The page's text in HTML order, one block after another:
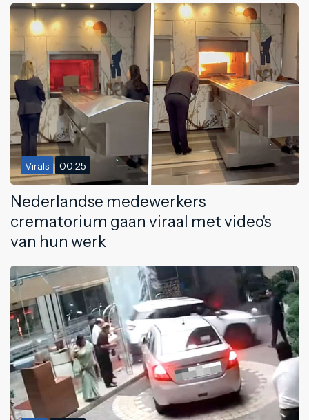
Virals 00:25
Nederlandse medewerkers
crematorium gaan viraal met video's
van hun werk